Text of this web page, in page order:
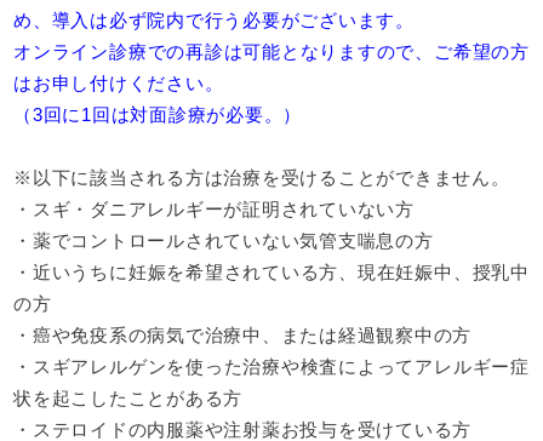
め、導入は必ず院内で行う必要がございます。
オンライン診療での再診は可能となりますので、ご希望の方
はお申し付けください。
（3回に1回は対面診療が必要。）
※以下に該当される方は治療を受けることができません。
・スギ・ダニアレルギーが証明されていない方
・薬でコントロールされていない気管支喘息の方
・近いうちに妊娠を希望されている方、現在妊娠中、授乳中
の方
・癌や免疫系の病気で治療中、または経過観察中の方
・スギアレルゲンを使った治療や検査によってアレルギー症
状を起こしたことがある方
・ステロイドの内服薬や注射薬お投与を受けている方